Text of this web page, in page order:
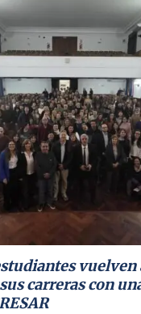
vuelven
carreras con